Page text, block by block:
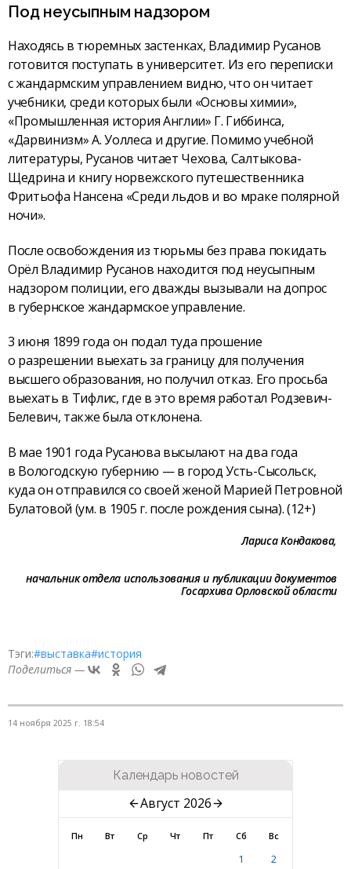
Под неусыпным надзором
Находясь в тюремных застенках, Владимир Русанов
готовится поступать в университет. Из его переписки
с жандармским управлением видно, что он читает
учебники, среди которых были «Основы химии»,
«Промышленная история Англии» Г. Гиббинса,
«Дарвинизм» А. Уоллеса и другие. Помимо учебной
литературы, Русанов читает Чехова, Салтыкова-
Щедрина и книгу норвежского путешественника
Фритьофа Нансена «Среди льдов и во мраке полярной
ночи».
После освобождения из тюрьмы без права покидать
Орёл Владимир Русанов находится под неусыпным
надзором полиции, его дважды вызывали на допрос
в губернское жандармское управление.
3 июня 1899 года он подал туда прошение
о разрешении выехать за границу для получения
высшего образования, но получил отказ. Его просьба
выехать в Тифлис, где в это время работал Родзевич-
Белевич, также была отклонена.
В мае 1901 года Русанова высылают на два года
в Вологодскую губернию — в город Усть-Сысольск,
куда он отправился со своей женой Марией Петровной
Булатовой (ум. в 1905 г. после рождения сына). (12+)
Лариса Кондакова,
начальник отдела использования и публикации документов
Госархива Орловской области
Тэги:#выставка#история
Поделиться —
14 ноября 2025 г. 18:54
Календарь новостей
Август 2026
Пн Вт Ср Чт Пт Сб Вс
1 2